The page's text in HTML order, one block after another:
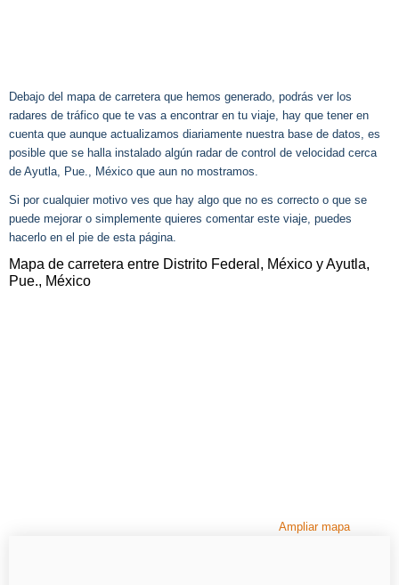
Debajo del mapa de carretera que hemos generado, podrás ver los
radares de tráfico que te vas a encontrar en tu viaje, hay que tener en
cuenta que aunque actualizamos diariamente nuestra base de datos, es
posible que se halla instalado algún radar de control de velocidad cerca
de Ayutla, Pue., México que aun no mostramos.
Si por cualquier motivo ves que hay algo que no es correcto o que se
puede mejorar o simplemente quieres comentar este viaje, puedes
hacerlo en el pie de esta página.
Mapa de carretera entre Distrito Federal, México y Ayutla,
Pue., México
Ampliar mapa